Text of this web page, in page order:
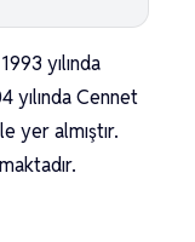
yılında
yılında Cennet
yer almıştır.